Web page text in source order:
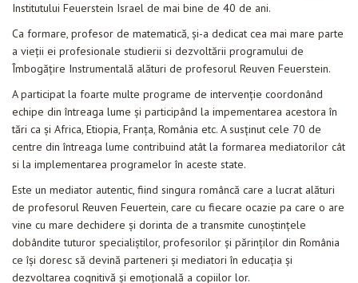
Institutului Feuerstein Israel de mai bine de 40 de ani.
Ca formare, profesor de matematică, și-a dedicat cea mai mare parte
a vieții ei profesionale studierii si dezvoltării programului de
Îmbogățire Instrumentală alături de profesorul Reuven Feuerstein.
A participat la foarte multe programe de intervenție coordonând
echipe din întreaga lume și participând la impementarea acestora în
tări ca și Africa, Etiopia, Franța, România etc. A susținut cele 70 de
centre din întreaga lume contribuind atât la formarea mediatorilor cât
si la implementarea programelor în aceste state.
Este un mediator autentic, fiind singura româncă care a lucrat alături
de profesorul Reuven Feuertein, care cu fiecare ocazie pa care o are
vine cu mare dechidere și dorinta de a transmite cunoștințele
dobândite tuturor specialiștilor, profesorilor și părinților din România
ce își doresc să devină parteneri și mediatori în educația și
dezvoltarea cognitivă și emoțională a copiilor lor.